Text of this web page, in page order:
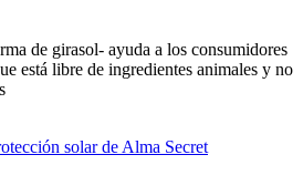
de girasol- ayuda a los consumidores
está libre de ingredientes animales y no